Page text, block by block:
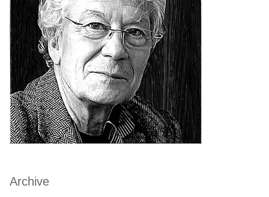
Archive